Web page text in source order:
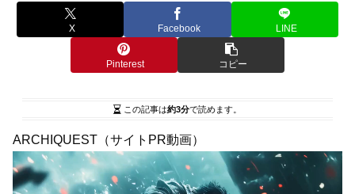
X Facebook LINE
Pinterest コピー
この記事は約3分で読めます。
ARCHIQUEST（サイトPR動画）
動
画